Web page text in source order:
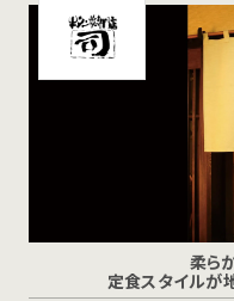
柔ら
定食スタイルが